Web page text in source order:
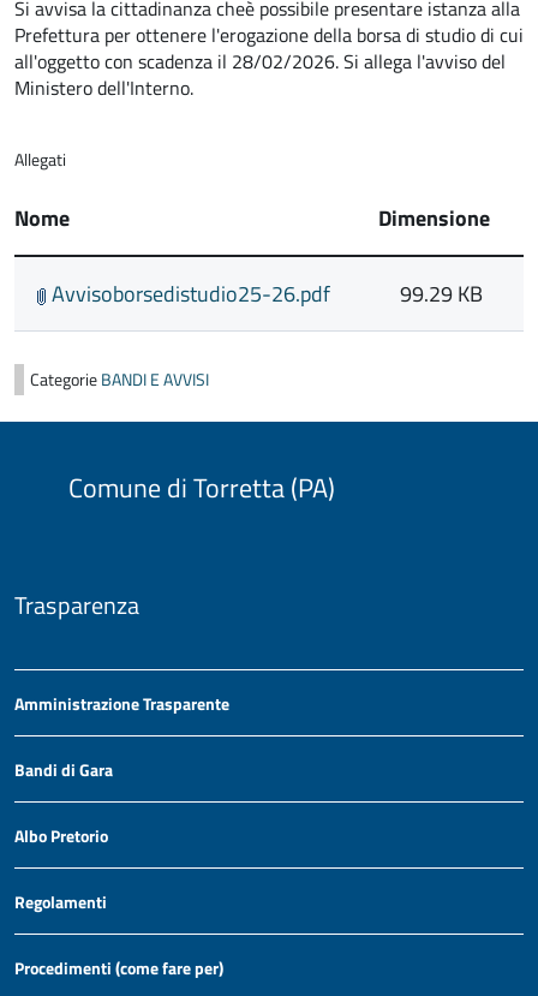
Si avvisa la cittadinanza cheè possibile presentare istanza alla
Prefettura per ottenere l'erogazione della borsa di studio di cui
all'oggetto con scadenza il 28/02/2026. Si allega l'avviso del
Ministero dell'Interno.
Allegati
Nome Dimensione
Avvisoborsedistudio25-26.pdf 99.29 KB
CategorieBANDI E AVVISI
Comune di Torretta (PA)
Trasparenza
Amministrazione Trasparente
Bandi di Gara
Albo Pretorio
Regolamenti
Procedimenti (come fare per)